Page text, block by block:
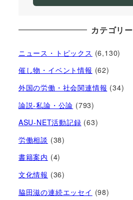
カテゴリー
ニュース・トピックス (6,130)
催し物・イベント情報 (62)
外国の労働・社会関連情報 (34)
論説-私論・公論 (793)
ASU-NET活動記録 (63)
労働相談 (38)
書籍案内 (4)
文化情報 (36)
脇田滋の連続エッセイ (98)